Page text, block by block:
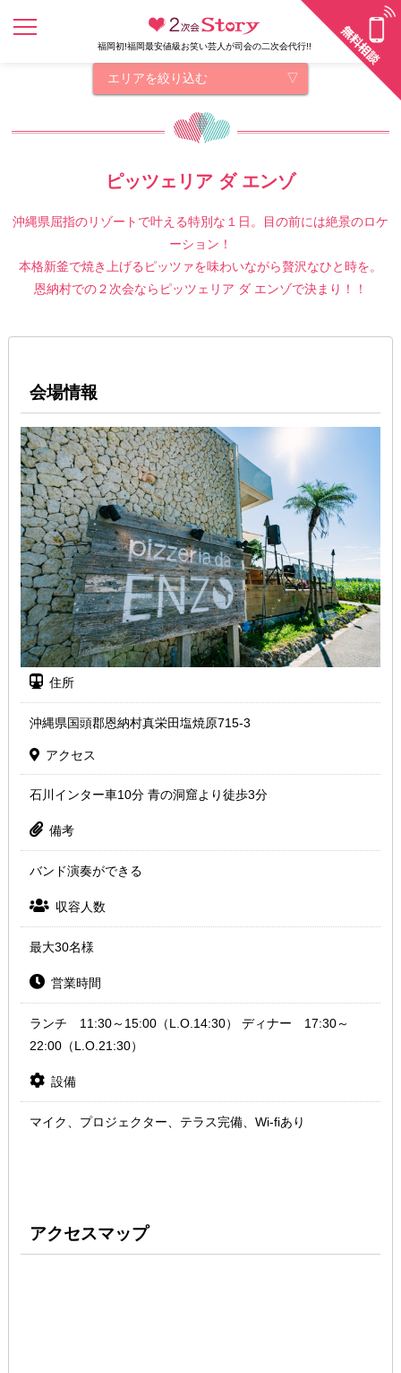
福岡初!福岡最安値級お笑い芸人が司会の二次会代行!!
エリアを絞り込む
ピッツェリア ダ エンゾ
沖縄県屈指のリゾートで叶える特別な１日。目の前には絶景のロケ
ーション！
本格新釜で焼き上げるピッツァを味わいながら贅沢なひと時を。
恩納村での２次会ならピッツェリア ダ エンゾで決まり！！
会場情報
住所
沖縄県国頭郡恩納村真栄田塩焼原715-3
アクセス
石川インター車10分 青の洞窟より徒歩3分
備考
バンド演奏ができる
収容人数
最大30名様
営業時間
ランチ 11:30～15:00（L.O.14:30） ディナー 17:30～
22:00（L.O.21:30）
設備
マイク、プロジェクター、テラス完備、Wi-fiあり
アクセスマップ